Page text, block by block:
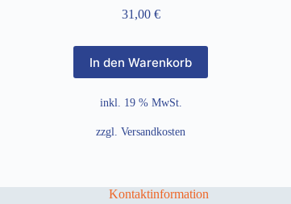
31,00 €
In den Warenkorb
inkl. 19 % MwSt.
zzgl.Versandkosten
Kontaktinformation